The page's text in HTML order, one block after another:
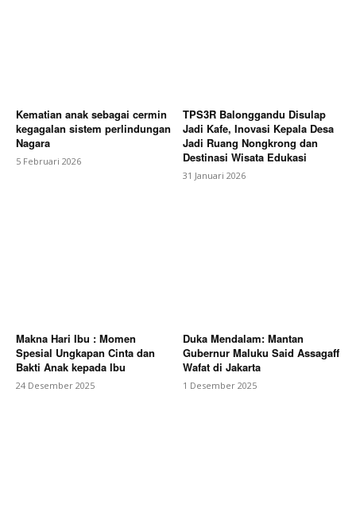
Kematian anak sebagai cermin
kegagalan sistem perlindungan
Nagara
5 Februari 2026
TPS3R Balonggandu Disulap
Jadi Kafe, Inovasi Kepala Desa
Jadi Ruang Nongkrong dan
Destinasi Wisata Edukasi
31 Januari 2026
Makna Hari Ibu : Momen
Spesial Ungkapan Cinta dan
Bakti Anak kepada Ibu
24 Desember 2025
Duka Mendalam: Mantan
Gubernur Maluku Said Assagaff
Wafat di Jakarta
1 Desember 2025